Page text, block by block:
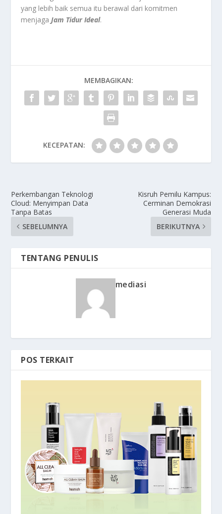
yang lebih baik semua itu berawal dari komitmen
menjagaJam Tidur Ideal.
MEMBAGIKAN:
KECEPATAN:
Perkembangan Teknologi
Cloud: Menyimpan Data
Tanpa Batas
SEBELUMNYA
Kisruh Pemilu Kampus:
Cerminan Demokrasi
Generasi Muda
BERIKUTNYA
TENTANG PENULIS
mediasi
POS TERKAIT